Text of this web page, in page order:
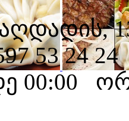
53 24 24
00:00